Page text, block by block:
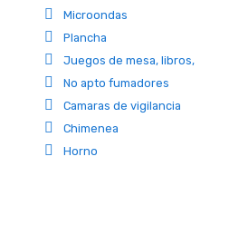
Microondas
Plancha
Juegos de mesa, libros,
No apto fumadores
Camaras de vigilancia
Chimenea
Horno